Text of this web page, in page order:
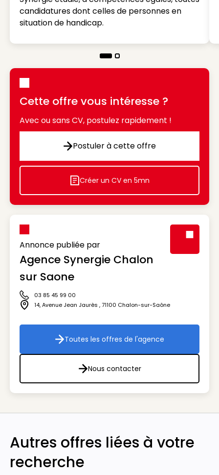
candidatures dont celles de personnes en
situation de handicap.
Cette offre vous intéresse ?
Avec ou sans CV, postulez rapidement !
Postuler à cette offre
Postuler à cette offre
Icon decorative
Créer un CV en 5mn
Annonce publiée par
Agence Synergie Chalon
sur Saone
Icône téléphone
03 85 45 99 00
Icône adresse
14, Avenue Jean Jaurès ,71100 Chalon-sur-Saône
Toutes les offres de l'agence
Toutes les offres de l'agence
Nous contacter
Nous contacter
Autres offres liées à votre
recherche